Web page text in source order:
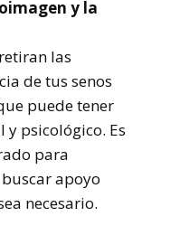
y la
las
de tus senos
puede tener
y psicológico. Es
para
apoyo
necesario.